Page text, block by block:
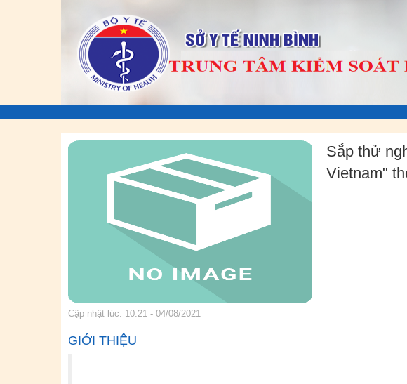
Cập nhật lúc: 10:21 - 04/08/2021
Sắp thử
Vietnam"
GIỚI THIỆU